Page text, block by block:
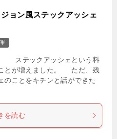
ョン風ステックアッシェ
ステックアッシェという料
とが増えました。 ただ、残
のことをキチンと話ができた
を読む